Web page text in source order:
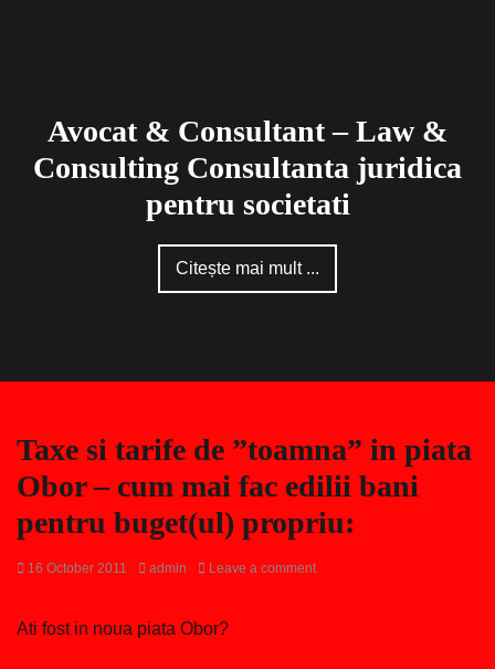
Avocat & Consultant – Law &
Consulting Consultanta juridica
pentru societati
Citește mai mult ...
Taxe si tarife de ”toamna” in piata
Obor – cum mai fac edilii bani
pentru buget(ul) propriu:
Posted
16 October 2011 Author
admin Leave a comment
Ati fost in noua piata Obor?